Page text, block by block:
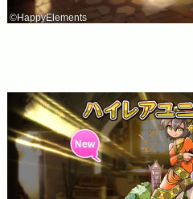
©HappyElements